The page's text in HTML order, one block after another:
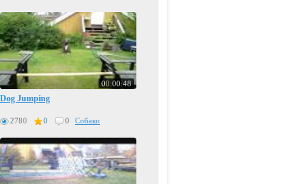
00:00:48
Dog Jumping
2780 0 0 Собаки